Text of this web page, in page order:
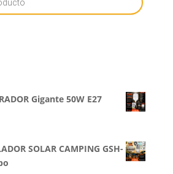
Gigante 50W E27
SOLAR CAMPING GSH-